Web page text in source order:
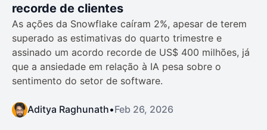
recorde de clientes
As ações da Snowflake caíram 2%, apesar de terem
superado as estimativas do quarto trimestre e
assinado um acordo recorde de US$ 400 milhões, já
que a ansiedade em relação à IA pesa sobre o
sentimento do setor de software.
Aditya Raghunath•Feb 26, 2026